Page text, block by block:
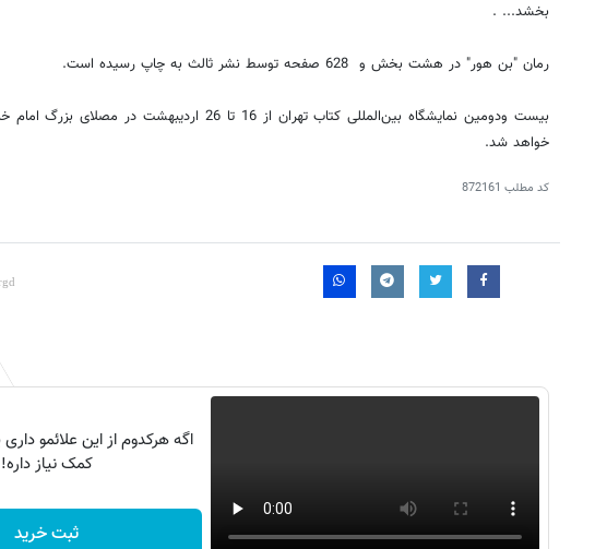
بخشد... .
رمان "بن هور" در هشت بخش و 628 صفحه توسط نشر ثالث به چاپ رسیده‌ است.
بیست ودومین نمایشگاه بین‌المللی کتاب تهران از 16 تا 26
خواهد شد.
کد مطلب 872161
اگه هرکدوم از این علائمو
کمک نیاز داره!
ثبت خرید